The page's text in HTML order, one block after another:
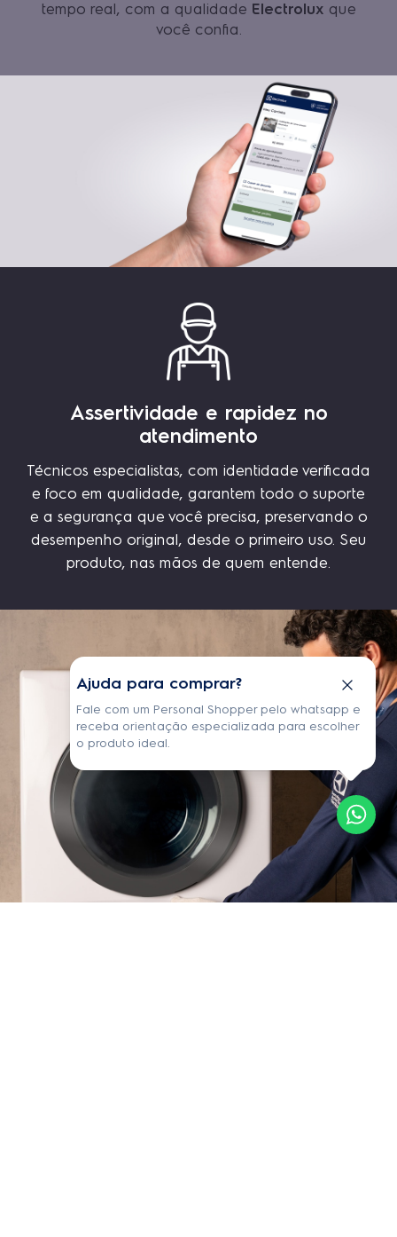
Ajuda para comprar?
Fale com um Personal Shopper pelo whatsapp e
receba orientação especializada para escolher
o produto ideal.